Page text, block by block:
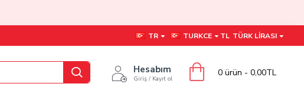
TR TURKCE TL TÜRK LIRASI
Hesabım
Giriş / Kayıt ol
0 ürün - 0,00TL